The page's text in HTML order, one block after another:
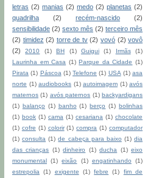
letras (2) manias (2) medo (2) planetas (2)
quadrilha
(2) recém-nascido
(2)
sensibilidade (2) sexto mês (2) terceiro mês
(2) timidez (2) torre de tv (2) vovó (2) vovô
(2)
2010 (1) BH (1) Guigui (1) Irmãs
(1)
Laurinha em Casa (1) Parque da Cidade (1)
Pirata (1) Páscoa (1) Telefone (1) USA (1) asa
norte (1) audiobooks (1) autoimagem (1) avós
maternos (1) avós paternos (1) backyardigans
(1) balanço (1) banho (1) berço (1) bolinhas
(1) book (1) cama (1) cesariana (1) chocolate
(1) cofre (1) colorir (1) compra (1) computador
(1) consulta (1) de cabeça para baixo (1) dia
das crianças (1) dinheiro (1) ducha (1) eixo
monumental (1) eixão (1) engatinhando
(1)
estrepolia
(1) exigente (1) febre (1)
fim de